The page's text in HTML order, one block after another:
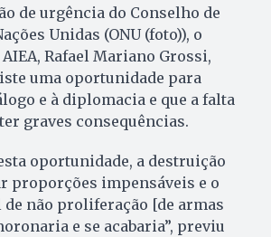
de urgência do Conselho de
Unidas (ONU (foto)), o
Rafael Mariano Grossi,
uma oportunidade para
e à diplomacia e que a falta
graves consequências.
oportunidade, a destruição
proporções impensáveis e o
não proliferação [de armas
e se acabaria”, previu